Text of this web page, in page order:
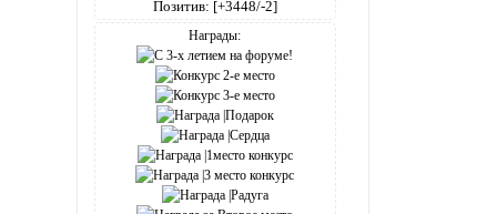
Позитив: [+3448/-2]
Награды: